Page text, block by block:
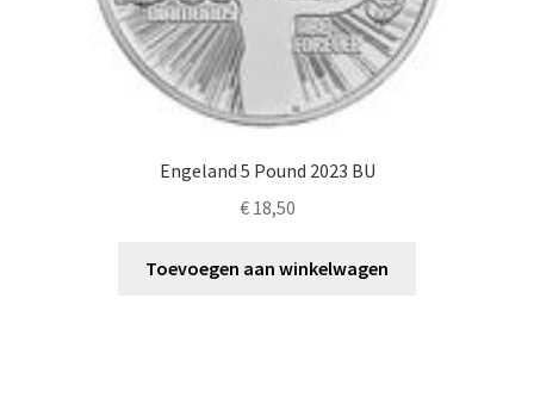
Engeland 5 Pound 2023 BU
€18,50
Toevoegen aan winkelwagen